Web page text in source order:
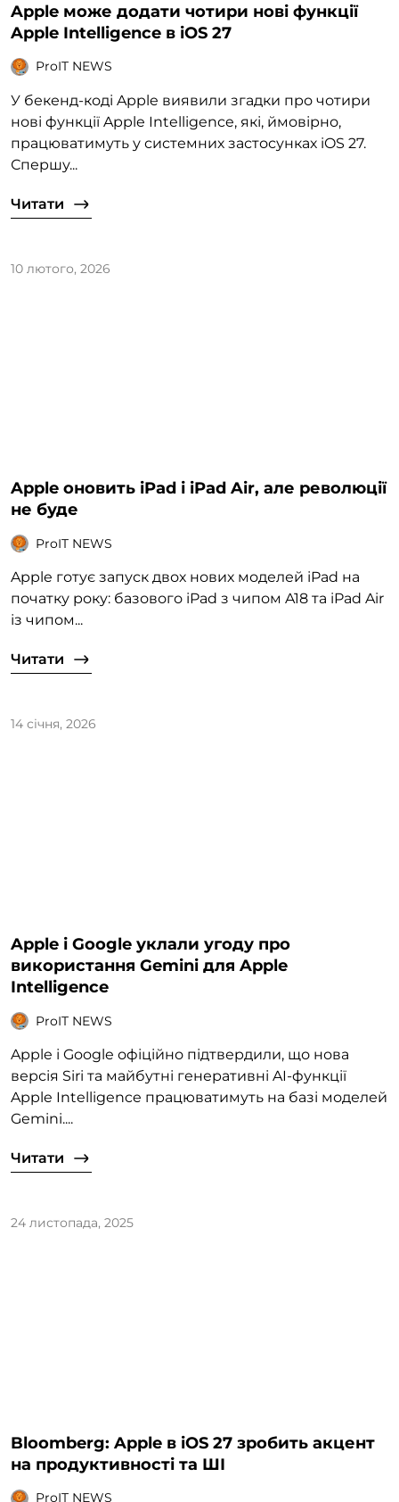
Apple може додати чотири нові функції
Apple Intelligence в iOS 27
ProIT NEWS
У бекенд-коді Apple виявили згадки про чотири
нові функції Apple Intelligence, які, ймовірно,
працюватимуть у системних застосунках iOS 27.
Спершу...
Читати
10 лютого, 2026
Apple оновить iPad і iPad Air, але революції
не буде
ProIT NEWS
Apple готує запуск двох нових моделей iPad на
початку року: базового iPad з чипом A18 та iPad Air
із чипом...
Читати
14 січня, 2026
Apple і Google уклали угоду про
використання Gemini для Apple
Intelligence
ProIT NEWS
Apple і Google офіційно підтвердили, що нова
версія Siri та майбутні генеративні AI-функції
Apple Intelligence працюватимуть на базі моделей
Gemini....
Читати
24 листопада, 2025
Bloomberg: Apple в iOS 27 зробить акцент
на продуктивності та ШІ
ProIT NEWS